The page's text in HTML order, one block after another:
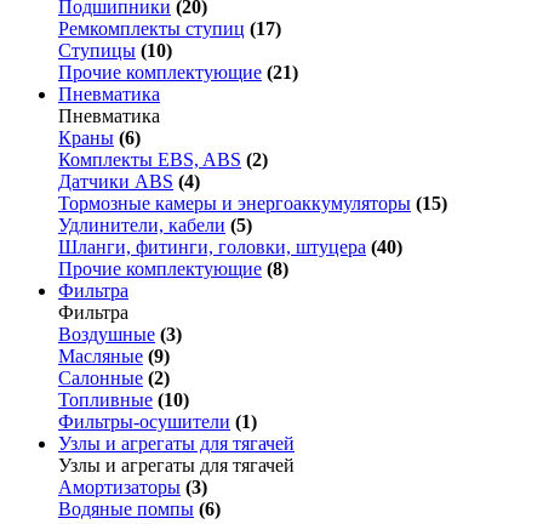
Подшипники (20)
Ремкомплекты ступиц (17)
Ступицы (10)
Прочие комплектующие (21)
Пневматика
Пневматика
Краны (6)
Комплекты EBS, ABS (2)
Датчики ABS (4)
Тормозные камеры и энергоаккумуляторы (15)
Удлинители, кабели (5)
Шланги, фитинги, головки, штуцера (40)
Прочие комплектующие (8)
Фильтра
Фильтра
Воздушные (3)
Масляные (9)
Салонные (2)
Топливные (10)
Фильтры-осушители (1)
Узлы и агрегаты для тягачей
Узлы и агрегаты для тягачей
Амортизаторы (3)
Водяные помпы (6)